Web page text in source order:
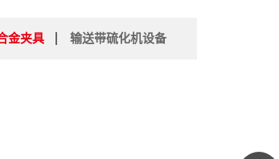
金夹具 输送带硫化机设备